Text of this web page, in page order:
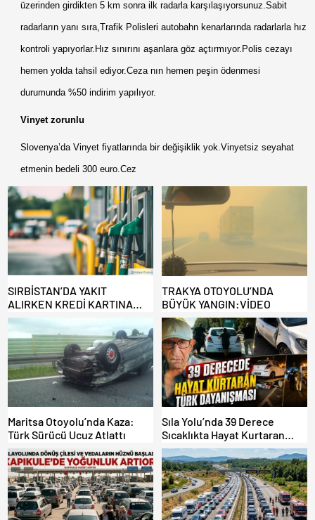
üzerinden girdikten 5 km sonra ilk radarla karşılaşıyorsunuz.Sabit
radarların yanı sıra,Trafik Polisleri autobahn kenarlarında radarlarla hız
kontroli yapıyorlar.Hız sınırını aşanlara göz açtırmıyor.Polis cezayı
hemen yolda tahsil ediyor.Ceza nın hemen peşin ödenmesi
durumunda %50 indirim yapılıyor.
Vinyet zorunlu
Slovenya’da Vinyet fiyatlarında bir değişiklik yok.Vinyetsiz seyahat
etmenin bedeli 300 euro.Cez
SIRBİSTAN’DA YAKIT
ALIRKEN KREDİ KARTINA
DİKKAT: MAĞDUR OLMAYIN!
TRAKYA OTOYOLU’NDA
BÜYÜK YANGIN:VİDEO
Maritsa Otoyolu’nda Kaza:
Türk Sürücü Ucuz Atlattı
Sıla Yolu’nda 39 Derece
Sıcaklıkta Hayat Kurtaran
Türk Dayanışması!